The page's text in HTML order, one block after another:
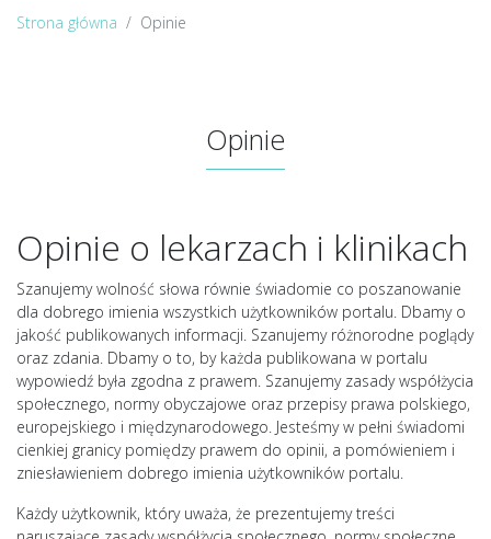
Strona główna Opinie
Opinie
Opinie o lekarzach i klinikach
Szanujemy wolność słowa równie świadomie co poszanowanie
dla dobrego imienia wszystkich użytkowników portalu. Dbamy o
jakość publikowanych informacji. Szanujemy różnorodne poglądy
oraz zdania. Dbamy o to, by każda publikowana w portalu
wypowiedź była zgodna z prawem. Szanujemy zasady współżycia
społecznego, normy obyczajowe oraz przepisy prawa polskiego,
europejskiego i międzynarodowego. Jesteśmy w pełni świadomi
cienkiej granicy pomiędzy prawem do opinii, a pomówieniem i
zniesławieniem dobrego imienia użytkowników portalu.
Każdy użytkownik, który uważa, że prezentujemy treści